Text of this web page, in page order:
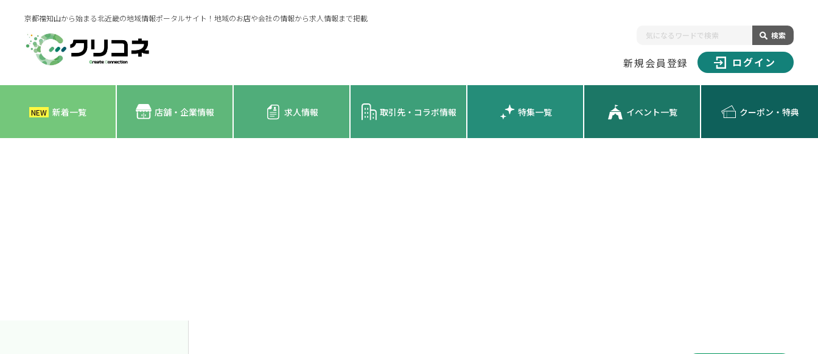
京都福知山から始まる北近畿の地域情報ポータルサイト！地域のお店や会社の情報から求人情報まで掲載
検索
新規会員登録 ログイン
NEW 新着一覧 店舗・企業情報 求人情報 取引先・コラボ情報 特集一覧 イベント一覧 クーポン・特典